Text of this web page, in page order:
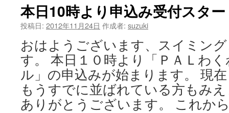
く
わ
ス
キ
ー
ス
ク
ー
ル
本日10時より申込み受付スタ
投稿日: 2012年11月24日 作成者: suzuki
おはようございます、スイミン
す。 本日１０時より「ＰＡＬわ
ル」の申込みが始まります。 現
もうすでに並ばれている方もみ
ありがとうございます。 これか